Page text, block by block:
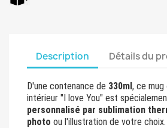
Description Détails du
D'une contenance de 330ml, ce mug
intérieur "I love You" est
personnalisé par sublimation
photo ou l'illustration de votre choix.